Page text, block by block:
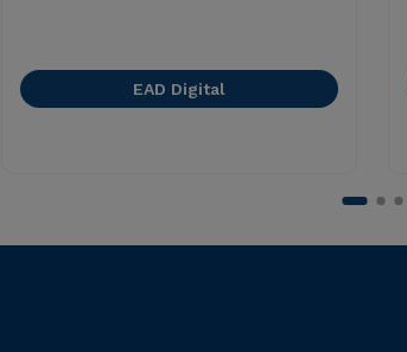
EAD Digital